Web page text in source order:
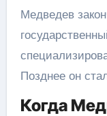
Медведев
Позднее он
Когда